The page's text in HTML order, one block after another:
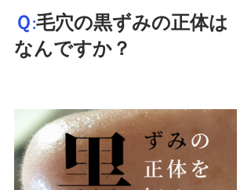
Ｑ:毛穴の黒ずみの正体は
なんですか？